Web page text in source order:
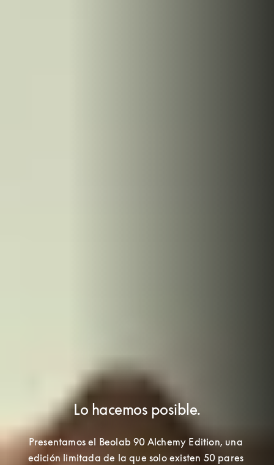
Lo hacemos posible.
Presentamos el Beolab 90 Alchemy Edition, una
edición limitada de la que solo existen 50 pares